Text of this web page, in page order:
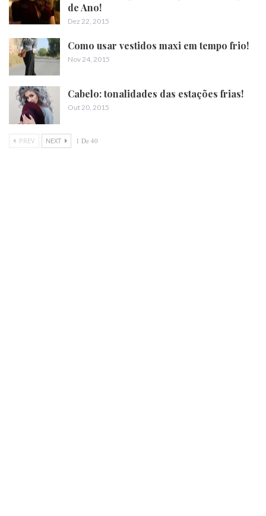
de Ano!
Dez 22, 2015
Como usar vestidos maxi em tempo frio!
Nov 24, 2015
Cabelo: tonalidades das estações frias!
Out 20, 2015
PREV NEXT 1 De 40